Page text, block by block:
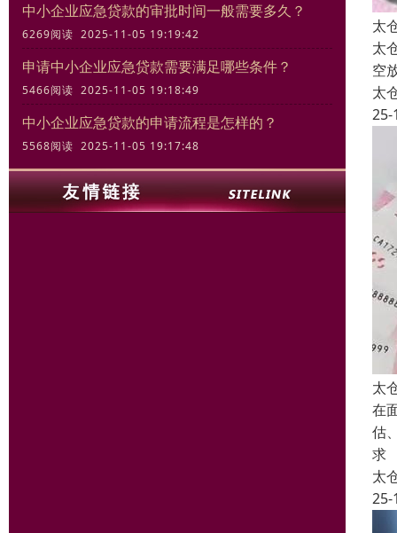
中小企业应急贷款的审批时间一般需要多久？
6269阅读 2025-11-05 19:19:42
申请中小企业应急贷款需要满足哪些条件？
5466阅读 2025-11-05 19:18:49
中小企业应急贷款的申请流程是怎样的？
5568阅读 2025-11-05 19:17:48
太
太
空
太
25-
太
在
估
求
太
25-